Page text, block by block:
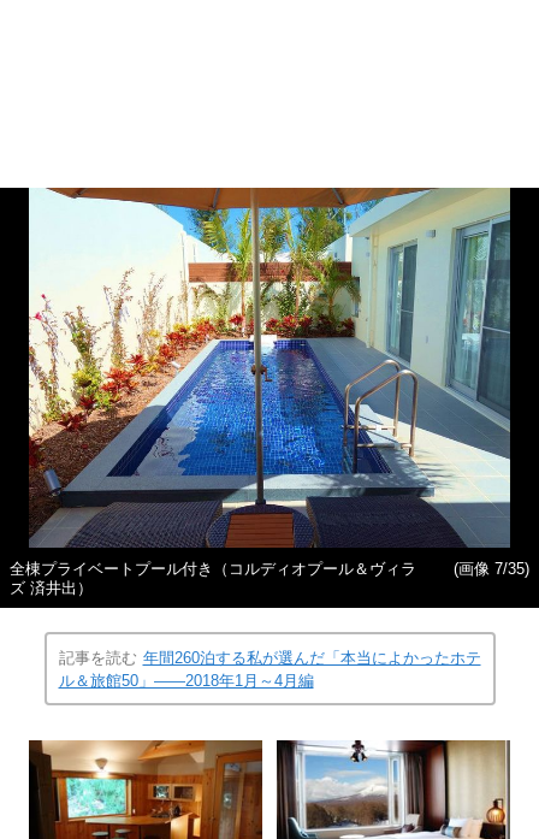
全棟プライベートプール付き（コルディオプール＆ヴィラ
ズ 済井出）
(画像 7/35)
記事を読む 年間260泊する私が選んだ「本当によかったホテ
ル＆旅館50」――2018年1月～4月編